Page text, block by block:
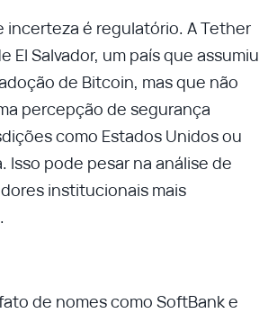
incerteza é regulatório. A Tether
El Salvador, um país que assumiu
de Bitcoin, mas que não
percepção de segurança
como Estados Unidos ou
Isso pode pesar na análise de
institucionais mais
de nomes como SoftBank e